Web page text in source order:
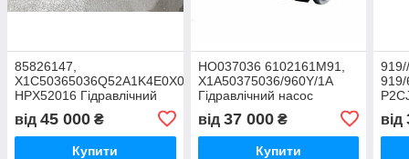
85826147,
X1C50365036Q52A1K4E0X0XC,
HPX52016 Гідравлічний
HEMA на 4 болтах
від 45 000 ₴
Купити
HO037036 6102161M91,
X1A50375036/960Y/1A
Гідравлічний насос
Гідронасос 160 л/хв на 2
болти 37/36 см3
від 37 000₴
Купити
від